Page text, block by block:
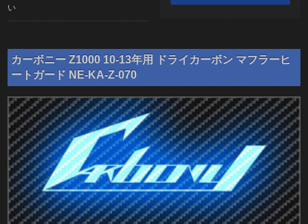
い
カーボニー Z1000 10-13年用 ドライカーボン マフラーヒ
ートガード NE-KA-Z-070